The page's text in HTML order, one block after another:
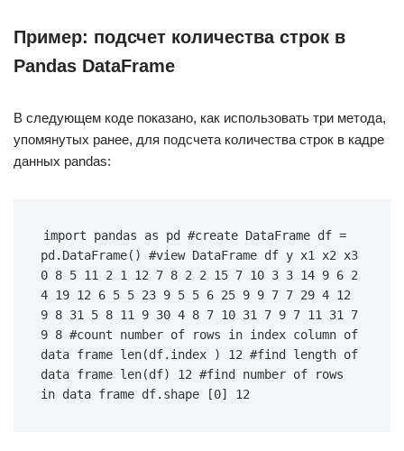
Пример: подсчет количества строк в
Pandas DataFrame
В следующем коде показано, как использовать три метода,
упомянутых ранее, для подсчета количества строк в кадре
данных pandas:
import pandas as pd #create DataFrame df =
pd.DataFrame() #view DataFrame df y x1 x2 x3
0 8 5 11 2 1 12 7 8 2 2 15 7 10 3 3 14 9 6 2
4 19 12 6 5 5 23 9 5 5 6 25 9 9 7 7 29 4 12
9 8 31 5 8 11 9 30 4 8 7 10 31 7 9 7 11 31 7
9 8 #count number of rows in index column of
data frame len(df.index ) 12 #find length of
data frame len(df) 12 #find number of rows
in data frame df.shape [0] 12